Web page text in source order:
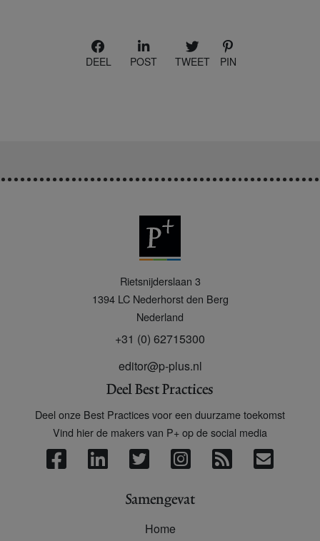
DEEL POST TWEET PIN
Rietsnijderslaan 3
1394 LC Nederhorst den Berg
Nederland
+31 (0) 62715300
editor@p-plus.nl
Deel Best Practices
Deel onze Best Practices voor een duurzame toekomst
Vind hier de makers van P+ op de social media
Samengevat
Home